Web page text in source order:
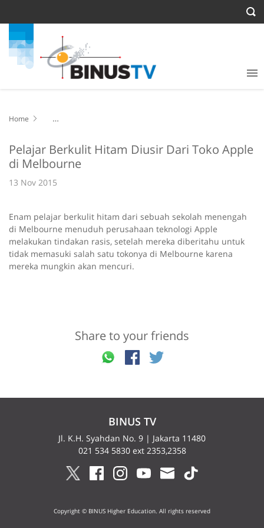
Home
Pelajar Berkulit Hitam Diusir Dari Toko Apple
di Melbourne
13 Nov 2015
Enam pelajar berkulit hitam dari sebuah sekolah menengah
di Melbourne menuduh perusahaan teknologi Apple
melakukan tindakan rasis, setelah mereka diberitahu untuk
tidak memasuki salah satu tokonya di Melbourne karena
mereka mungkin akan mencuri.
Share to your friends
BINUS TV
Jl. K.H. Syahdan No. 9 | Jakarta 11480
021 534 5830 ext 2353,2358
Copyright © BINUS Higher Education. All rights reserved